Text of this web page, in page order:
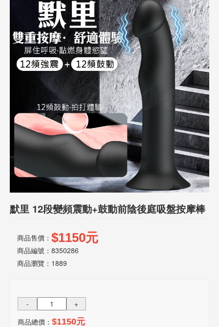
防
詐
訊
說
默里 12段變頻震動+鼓動前陰後庭吸盤按摩棒
商品售價： $1150元
商品編號：8350286
商品瀏覽： 1889
-
+
商品總價： $1150元